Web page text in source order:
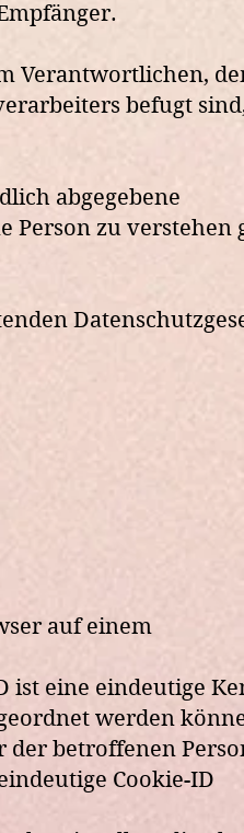
Verantwortlichen,
befugt
abgegebene
Person zu verstehen
auf einem
ist eine eindeutige
werden
der betroffenen
Cookie-ID